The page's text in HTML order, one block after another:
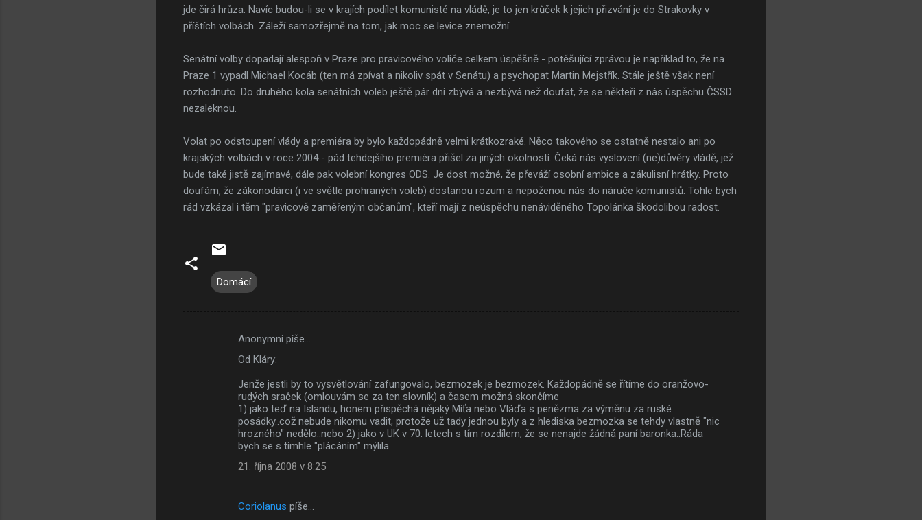
jde čirá hrůza. Navíc budou-li se v krajích podílet komunisté na vládě, je to jen krůček k jejich přizvání je do Strakovky v
příštích volbách. Záleží samozřejmě na tom, jak moc se levice znemožní.
Senátní volby dopadají alespoň v Praze pro pravicového voliče celkem úspěšně - potěšující zprávou je například to, že na
Praze 1 vypadl Michael Kocáb (ten má zpívat a nikoliv spát v Senátu) a psychopat Martin Mejstřík. Stále ještě však není
rozhodnuto. Do druhého kola senátních voleb ještě pár dní zbývá a nezbývá než doufat, že se někteří z nás úspěchu ČSSD
nezaleknou.
Volat po odstoupení vlády a premiéra by bylo každopádně velmi krátkozraké. Něco takového se ostatně nestalo ani po
krajských volbách v roce 2004 - pád tehdejšího premiéra přišel za jiných okolností. Čeká nás vyslovení (ne)důvěry vládě, jež
bude také jistě zajímavé, dále pak volební kongres ODS. Je dost možné, že převáží osobní ambice a zákulisní hrátky. Proto
doufám, že zákonodárci (i ve světle prohraných voleb) dostanou rozum a nepoženou nás do náruče komunistů. Tohle bych
rád vzkázal i těm "pravicově zaměřeným občanům", kteří mají z neúspěchu nenáviděného Topolánka škodolibou radost.
Domácí
Anonymní píše…
Od Kláry:
Jenže jestli by to vysvětlování zafungovalo, bezmozek je bezmozek. Každopádně se řítíme do oranžovo-
rudých sraček (omlouvám se za ten slovník) a časem možná skončíme
1) jako teď na Islandu, honem přispěchá nějaký Míťa nebo Vláďa s penězma za výměnu za ruské
posádky..což nebude nikomu vadit, protože už tady jednou byly a z hlediska bezmozka se tehdy vlastně "nic
hrozného" nedělo..nebo 2) jako v UK v 70. letech s tím rozdílem, že se nenajde žádná paní baronka..Ráda
bych se s tímhle "plácáním" mýlila..
21. října 2008 v 8:25
Coriolanus píše…